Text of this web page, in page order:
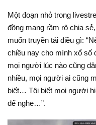
Một đoạn nhỏ trong
đồng mạng rầm rộ chia
muốn truyền tải điều gì:
chiều nay cho mình xổ
mọi người lúc nào cũng
nhiều, mọi người ai cũng
biết… Tôi biết mọi người
để nghe…”.